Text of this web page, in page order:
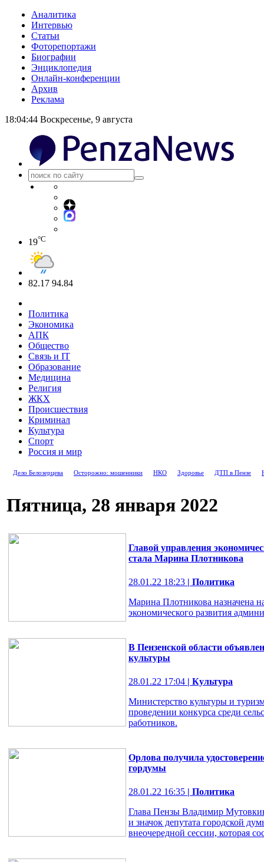
Аналитика
Интервью
Статьи
Фоторепортажи
Биографии
Энциклопедия
Онлайн-конференции
Архив
Реклама
18:04:45 Воскресенье, 9 августа
19°C
82.17 94.84
Политика
Экономика
АПК
Общество
Связь и IT
Образование
Медицина
Религия
ЖКХ
Происшествия
Криминал
Культура
Спорт
Россия и мир
Дело Белозерцева Осторожно: мошенники НКО Здоровье ДТП в Пензе
Пятница, 28 января 2022
Главой управления
стала Марина Плотникова
28.01.22 18:23 | Политика
Марина Плотникова назначена
экономического развития
В Пензенской области
культуры
28.01.22 17:04 | Культура
Министерство культуры и
проведении конкурса среди
работников.
Орлова получила
гордумы
28.01.22 16:35 | Политика
Глава Пензы Владимир
и значок депутата городской
внеочередной сессии, которая